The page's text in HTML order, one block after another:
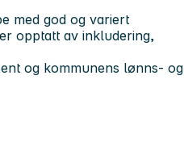
med god og variert
opptatt av inkludering,
og kommunens lønns- og